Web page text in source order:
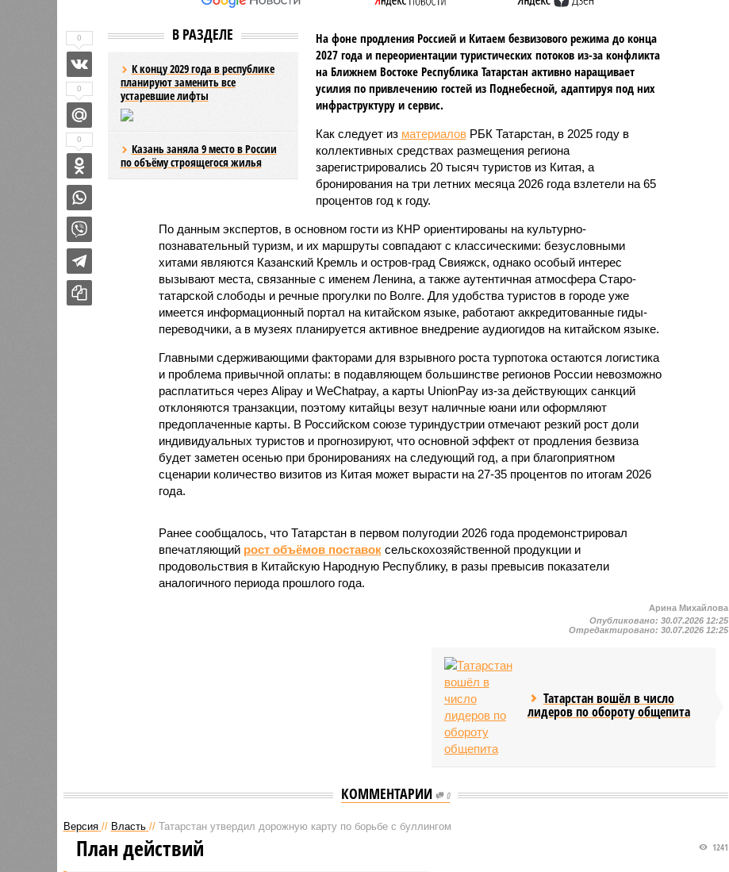
В РАЗДЕЛЕ
К концу 2029 года в республике
планируют заменить все
устаревшие лифты
Казань заняла 9 место в России
по объёму строящегося жилья
На фоне продления Россией и Китаем безвизового режима до конца
2027 года и переориентации туристических потоков из-за конфликта
на Ближнем Востоке Республика Татарстан активно наращивает
усилия по привлечению гостей из Поднебесной, адаптируя под них
инфраструктуру и сервис.
Как следует из материаловРБК Татарстан, в 2025 году в
коллективных средствах размещения региона
зарегистрировались 20 тысяч туристов из Китая, а
бронирования на три летних месяца 2026 года взлетели на 65
процентов год к году.
По данным экспертов, в основном гости из КНР ориентированы на культурно-
познавательный туризм, и их маршруты совпадают с классическими: безусловными
хитами являются Казанский Кремль и остров-град Свияжск, однако особый интерес
вызывают места, связанные с именем Ленина, а также аутентичная атмосфера Старо-
татарской слободы и речные прогулки по Волге. Для удобства туристов в городе уже
имеется информационный портал на китайском языке, работают аккредитованные гиды-
переводчики, а в музеях планируется активное внедрение аудиогидов на китайском языке.
Главными сдерживающими факторами для взрывного роста турпотока остаются логистика
и проблема привычной оплаты: в подавляющем большинстве регионов России невозможно
расплатиться через Alipay и WeChatpay, а карты UnionPay из-за действующих санкций
отклоняются транзакции, поэтому китайцы везут наличные юани или оформляют
предоплаченные карты. В Российском союзе туриндустрии отмечают резкий рост доли
индивидуальных туристов и прогнозируют, что основной эффект от продления безвиза
будет заметен осенью при бронированиях на следующий год, а при благоприятном
сценарии количество визитов из Китая может вырасти на 27-35 процентов по итогам 2026
года.
Ранее сообщалось, что Татарстан в первом полугодии 2026 года продемонстрировал
впечатляющий рост объёмов поставоксельскохозяйственной продукции и
продовольствия в Китайскую Народную Республику, в разы превысив показатели
аналогичного периода прошлого года.
0
0
0
Арина Михайлова
Опубликовано:30.07.2026 12:25
Отредактировано:30.07.2026 12:25
Татарстан вошёл в число
лидеров по обороту общепита
КОММЕНТАРИИ 0
Версия // Власть // Татарстан утвердил дорожную карту по борьбе с буллингом
1241
План действий